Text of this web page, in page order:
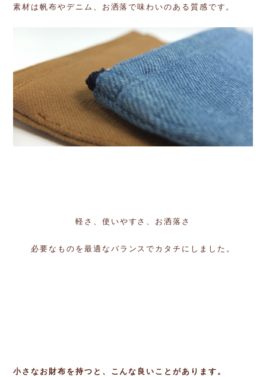
素材は帆布やデニム、お洒落で味わいのある質感です。
軽さ、使いやすさ、お洒落さ
必要なものを最適なバランスでカタチにしました。
小さなお財布を持つと、こんな良いことがあります。